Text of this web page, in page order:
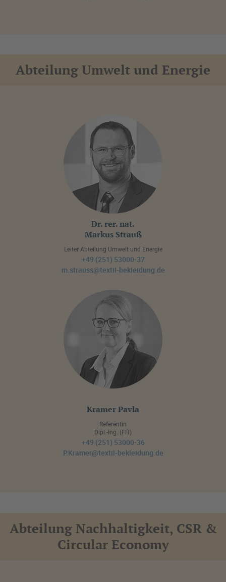
Abteilung Umwelt und Energie
Dr. rer. nat.
Markus Strauß
Leiter Abteilung Umwelt und Energie
+49 (251) 53000-37
m.strauss@textil-bekleidung.de
Kramer Pavla
Referentin
Dipl.-Ing. (FH)
+49 (251) 53000-36
P.Kramer@textil-bekleidung.de
Abteilung Nachhaltigkeit, CSR &
Circular Economy